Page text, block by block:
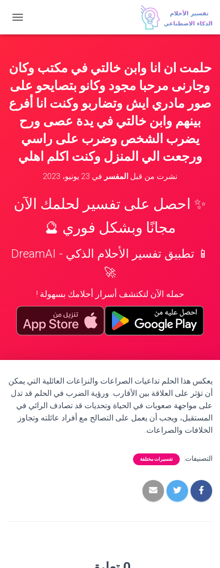
ب
ا
ت
ن
ق
حلمت ان انا وابن خالتي في مكتب وكان
وجارنى مرحبا مجود وكانو بتصايحو على
صور مادري ايش وتضاربو وكنت انا أفرع
بينهم وابن خالتي في يدة عصى ورح
يضرب الشخص وضرب على راسي
ورجعت الي المنزل وكنت اكلم اهلي
نشرت من قبل المفسر في 23 يونيو، 2023
✨ احصل على تفسير لحلمك الآن
مجانًا وبشكل فوري 🔮
📱 تطبيق تفسير الأحلام الذكي - DreamAI
🚀
حمله الآن لتكتشف أسرار أحلامك بسهولة !
يعكس هذا الحلم تداعيات الصراعات والنزاعات العائلية التي يمكن
أن تؤثر على العلاقة بين الأقارب. ورؤية الضرب في الحلم قد تدل
على مواجهة صعوبات في الحياة وتحديات قد تصادف الرائي في
المستقبل، ويجب أن يعمل على التصالح مع أفراد عائلته وتجاوز
الخلافات والصراعات.
التصنيفات: تفسيرات مختلفة